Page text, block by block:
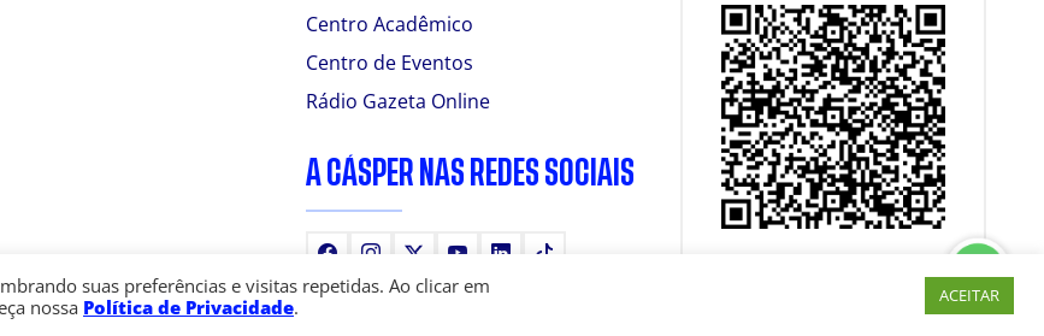
Centro Acadêmico
Centro de Eventos
Rádio Gazeta Online
A CÁSPER NAS REDES SOCIAIS
FacebookInstagram
X YoutubeLinkedInTikTok
suas preferências e visitas repetidas. Ao clicar em
nossa Política de Privacidade. ACEITAR